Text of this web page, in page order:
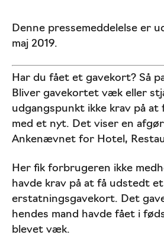
Denne pressemeddelelse er
maj 2019.
Har du fået et gavekort? Så
Bliver gavekortet væk eller
udgangspunkt ikke krav på
med et nyt. Det viser en
Ankenævnet for Hotel,
Her fik forbrugeren ikke
havde krav på at få udstedt et
erstatningsgavekort. Det
hendes mand havde fået i
blevet væk.